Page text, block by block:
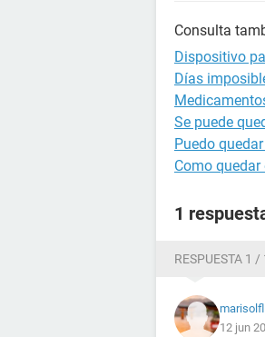
Consulta
Dispositivo
Días
Se puede
Puedo
Como
1
RESPUESTA 1 /
marisolfl
12 jun